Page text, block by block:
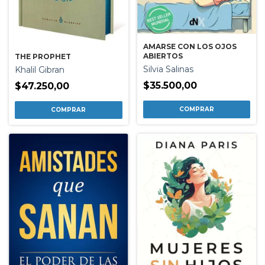
THE PROPHET
Khalil Gibran
$47.250,00
AMARSE CON LOS OJOS
ABIERTOS
Silvia Salinas
$35.500,00